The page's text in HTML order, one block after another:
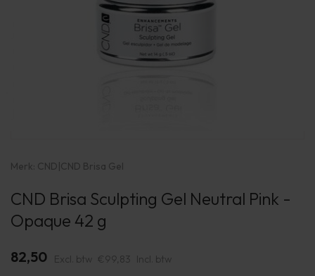
Merk: CND|CND Brisa Gel
CND Brisa Sculpting Gel Neutral Pink -
Opaque 42 g
82,50 Excl. btw €99,83 Incl. btw